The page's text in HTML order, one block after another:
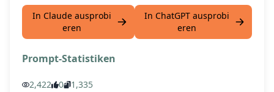
In Claude ausprobi
eren
In ChatGPT ausprobi
eren
Prompt-Statistiken
2,422 0 1,335